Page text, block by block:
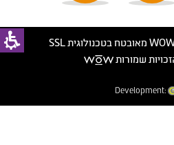
Development: